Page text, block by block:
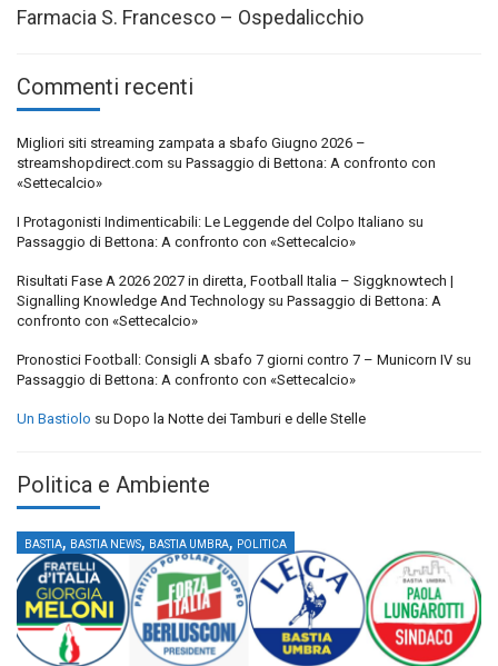
Farmacia S. Francesco – Ospedalicchio
Commenti recenti
Migliori siti streaming zampata a sbafo Giugno 2026 –
streamshopdirect.com su Passaggio di Bettona: A confronto con
«Settecalcio»
I Protagonisti Indimenticabili: Le Leggende del Colpo Italiano su
Passaggio di Bettona: A confronto con «Settecalcio»
Risultati Fase A 2026 2027 in diretta, Football Italia – Siggknowtech |
Signalling Knowledge And Technology su Passaggio di Bettona: A
confronto con «Settecalcio»
Pronostici Football: Consigli A sbafo 7 giorni contro 7 – Municorn IV su
Passaggio di Bettona: A confronto con «Settecalcio»
Un Bastiolo su Dopo la Notte dei Tamburi e delle Stelle
Politica e Ambiente
BASTIA, BASTIA NEWS, BASTIA UMBRA, POLITICA